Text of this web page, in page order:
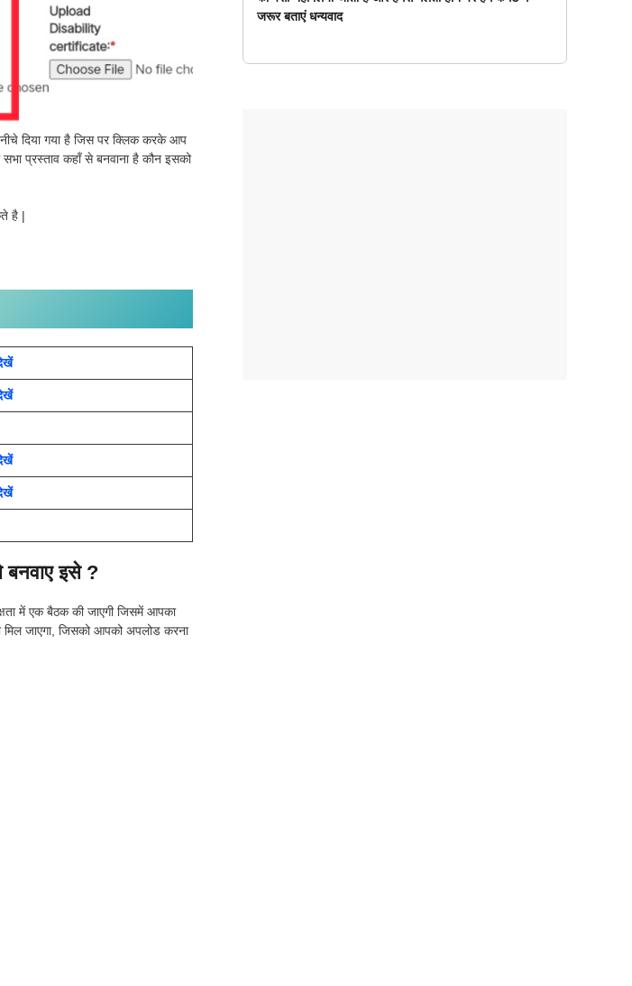
दिया गया है जिस पर क्लिक करके आप
प्रस्ताव कहाँ से बनवाना है कौन इसको
है |
इसे ?
में एक बैठक की जाएगी जिसमें आपका
मिल जाएगा, जिसको आपको अपलोड करना
जरूर बताएं धन्यवाद